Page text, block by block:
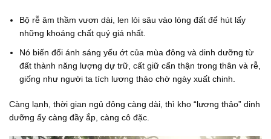
Bộ rễ âm thầm vươn dài, len lỏi sâu vào lòng đất để hút lấy
những khoáng chất quý giá nhất.
Nó biến đổi ánh sáng yếu ớt của mùa đông và dinh dưỡng từ
đất thành năng lượng dự trữ, cất giữ cẩn thận trong thân và rễ,
giống như người ta tích lương thảo chờ ngày xuất chinh.
Càng lạnh, thời gian ngủ đông càng dài, thì kho “lương thảo” dinh
dưỡng ấy càng đầy ắp, càng cô đặc.